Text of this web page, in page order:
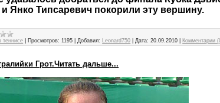
Янко Типсаревич покорили эту вершину.
теннисе Просмотров: 1195 |Добавил: Leonard750 |Дата: 20.09.2010 Комментарии
Грот.Читать дальше...